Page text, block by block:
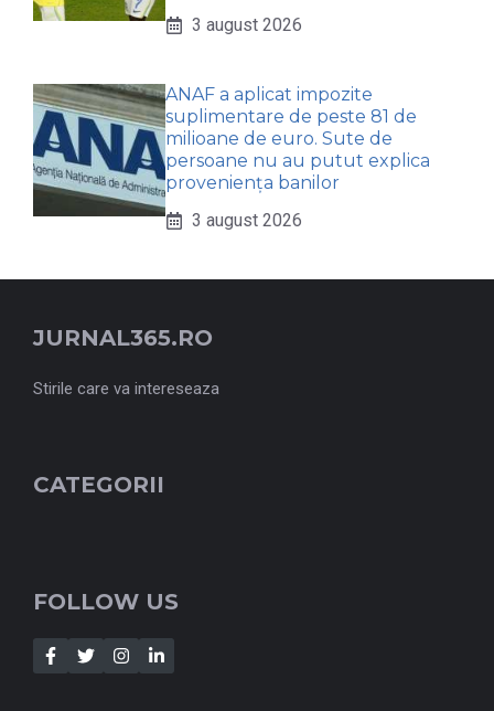
3 august 2026
ANAF a aplicat impozite
suplimentare de peste 81 de
milioane de euro. Sute de
persoane nu au putut explica
proveniența banilor
3 august 2026
JURNAL365.RO
Stirile care va intereseaza
CATEGORII
FOLLOW US